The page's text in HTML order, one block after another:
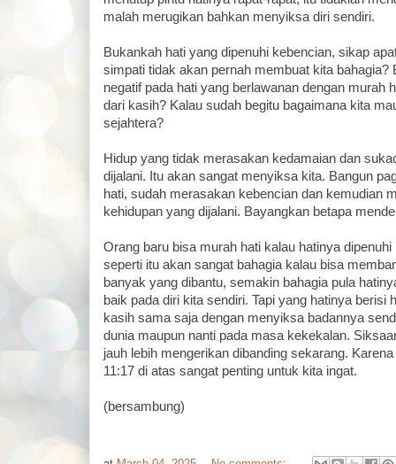
malah merugikan bahkan menyiksa diri sendiri.
Bukankah hati yang dipenuhi kebencian, sikap
simpati tidak akan pernah membuat kita bahagia?
negatif pada hati yang berlawanan dengan murah
dari kasih? Kalau sudah begitu bagaimana kita
sejahtera?
Hidup yang tidak merasakan kedamaian dan
dijalani. Itu akan sangat menyiksa kita. Bangun
hati, sudah merasakan kebencian dan kemudian
kehidupan yang dijalani. Bayangkan betapa
Orang baru bisa murah hati kalau hatinya
seperti itu akan sangat bahagia kalau bisa
banyak yang dibantu, semakin bahagia pula
baik pada diri kita sendiri. Tapi yang hatinya berisi
kasih sama saja dengan menyiksa badannya
dunia maupun nanti pada masa kekekalan.
jauh lebih mengerikan dibanding sekarang.
11:17 di atas sangat penting untuk kita ingat.
(bersambung)